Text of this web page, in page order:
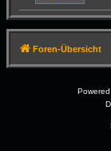
Foren-Übersicht